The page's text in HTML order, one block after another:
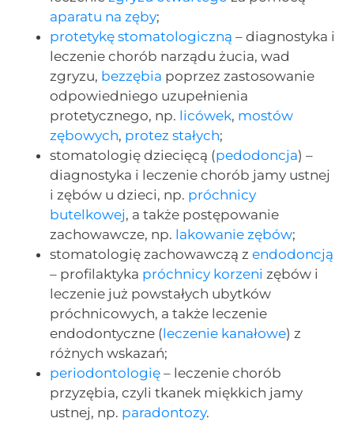
aparatu na zęby;
protetykę stomatologiczną – diagnostyka i
leczenie chorób narządu żucia, wad
zgryzu, bezzębia poprzez zastosowanie
odpowiedniego uzupełnienia
protetycznego, np. licówek, mostów
zębowych, protez stałych;
stomatologię dziecięcą (pedodoncja) –
diagnostyka i leczenie chorób jamy ustnej
i zębów u dzieci, np. próchnicy
butelkowej, a także postępowanie
zachowawcze, np. lakowanie zębów;
stomatologię zachowawczą zendodoncją
– profilaktyka próchnicy korzeni zębów i
leczenie już powstałych ubytków
próchnicowych, a także leczenie
endodontyczne (leczenie kanałowe) z
różnych wskazań;
periodontologię – leczenie chorób
przyzębia, czyli tkanek miękkich jamy
ustnej, np. paradontozy.